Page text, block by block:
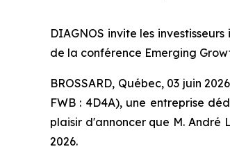
DIAGNOS invite les
de la conférence Emerging
BROSSARD, Québec, 03 juin
FWB : 4D4A), une entreprise
plaisir d'annoncer que M. André
2026.